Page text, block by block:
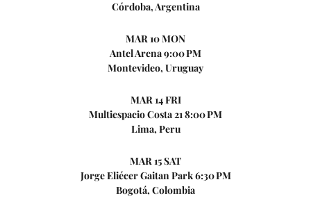
Córdoba, Argentina
MAR 10 MON
Antel Arena 9:00 PM
Montevideo, Uruguay
MAR 14 FRI
Multiespacio Costa 21 8:00 PM
Lima, Peru
MAR 15 SAT
Jorge Eliécer Gaitan Park 6:30 PM
Bogotá, Colombia